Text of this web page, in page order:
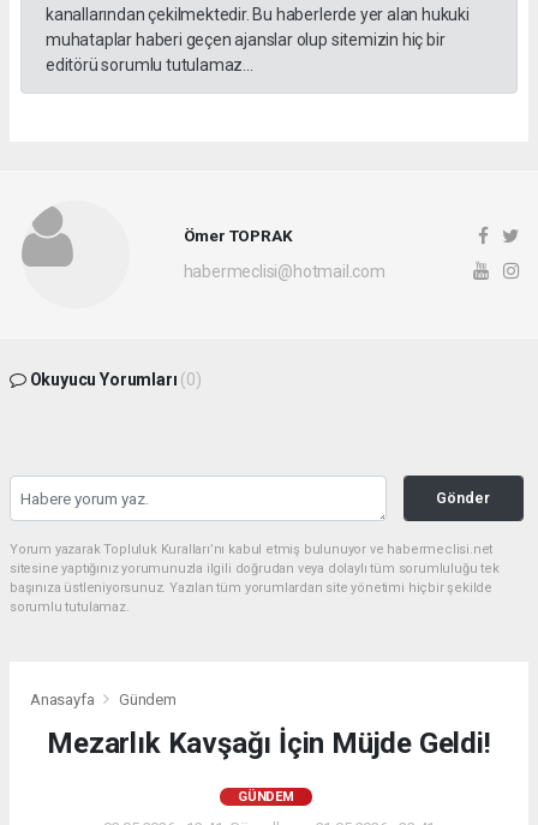
kanallarından çekilmektedir. Bu haberlerde yer alan hukuki
muhataplar haberi geçen ajanslar olup sitemizin hiç bir
editörü sorumlu tutulamaz...
Ömer TOPRAK
habermeclisi@hotmail.com
Okuyucu Yorumları (0)
Gönder
Yorum yazarak Topluluk Kuralları’nı kabul etmiş bulunuyor ve habermeclisi.net
sitesine yaptığınız yorumunuzla ilgili doğrudan veya dolaylı tüm sorumluluğu tek
başınıza üstleniyorsunuz. Yazılan tüm yorumlardan site yönetimi hiçbir şekilde
sorumlu tutulamaz.
Anasayfa Gündem
Mezarlık Kavşağı İçin Müjde Geldi!
GÜNDEM